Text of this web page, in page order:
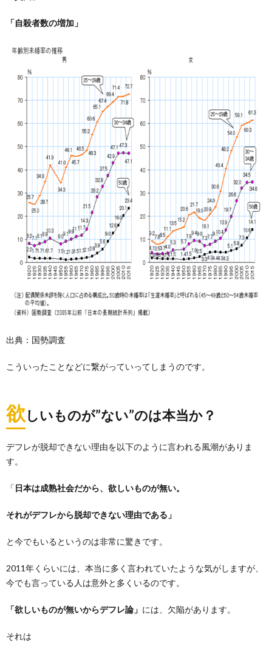
「自殺者数の増加」
出典：国勢調査
こういったことなどに繋がっていってしまうのです。
欲しいものが”ない”のは本当か？
デフレが脱却できない理由を以下のように言われる風潮がありま
す。
「日本は成熟社会だから、欲しいものが無い。
それがデフレから脱却できない理由である」
と今でもいるというのは非常に驚きです。
2011年くらいには、本当に多く言われていたような気がしますが、
今でも言っている人は意外と多くいるのです。
「欲しいものが無いからデフレ論」 には、欠陥があります。
それは